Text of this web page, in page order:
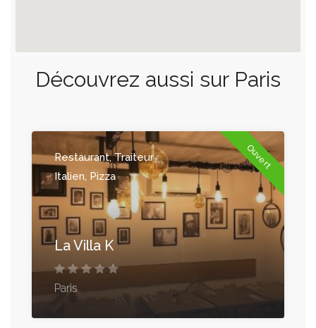
Découvrez aussi sur Paris
Ouvert
Restaurant, Traiteur
Italien, Pizza
La Villa K
Paris